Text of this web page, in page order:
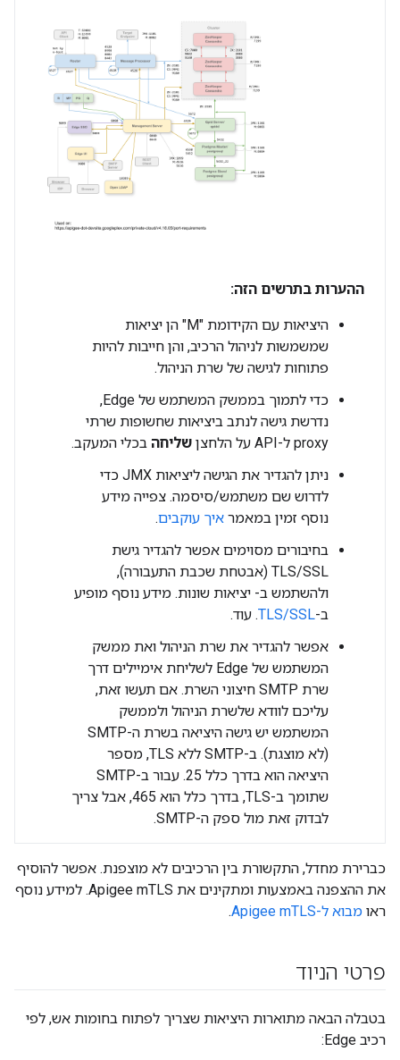
ההערות בתרשים הזה:
היציאות עם הקידומת "M" הן יציאות
שמשמשות לניהול הרכיב, והן חייבות להיות
פתוחות לגישה של שרת הניהול.
כדי לתמוך בממשק המשתמש של Edge,
נדרשת גישה לנתב ביציאות שחשופות שרתי
proxy ל-API על הלחצן
שליחה בכלי המעקב.
ניתן להגדיר את הגישה ליציאות JMX כדי
לדרוש שם משתמש/סיסמה. צפייה מידע
נוסף זמין במאמר איך עוקבים.
בחיבורים מסוימים אפשר להגדיר גישת
TLS/SSL (אבטחת שכבת התעבורה),
ולהשתמש ב- יציאות שונות. מידע נוסף מופיע
ב-TLS/SSL. עוד.
אפשר להגדיר את שרת הניהול ואת ממשק
המשתמש של Edge לשליחת אימיילים דרך
שרת SMTP חיצוני השרת. אם תעשו זאת,
עליכם לוודא שלשרת הניהול ולממשק
המשתמש יש גישה היציאה בשרת ה-SMTP
(לא מוצגת). ב-SMTP ללא TLS, מספר
היציאה הוא בדרך כלל 25. עבור ב-SMTP
שתומך ב-TLS, בדרך כלל הוא 465, אבל צריך
לבדוק זאת מול ספק ה-SMTP.
כברירת מחדל, התקשורת בין הרכיבים לא מוצפנת. אפשר להוסיף
את ההצפנה באמצעות ומתקינים את Apigee mTLS. למידע נוסף
ראו מבוא ל-Apigee mTLS .
פרטי הניוד
בטבלה הבאה מתוארות היציאות שצריך לפתוח בחומות אש, לפי
רכיב Edge: